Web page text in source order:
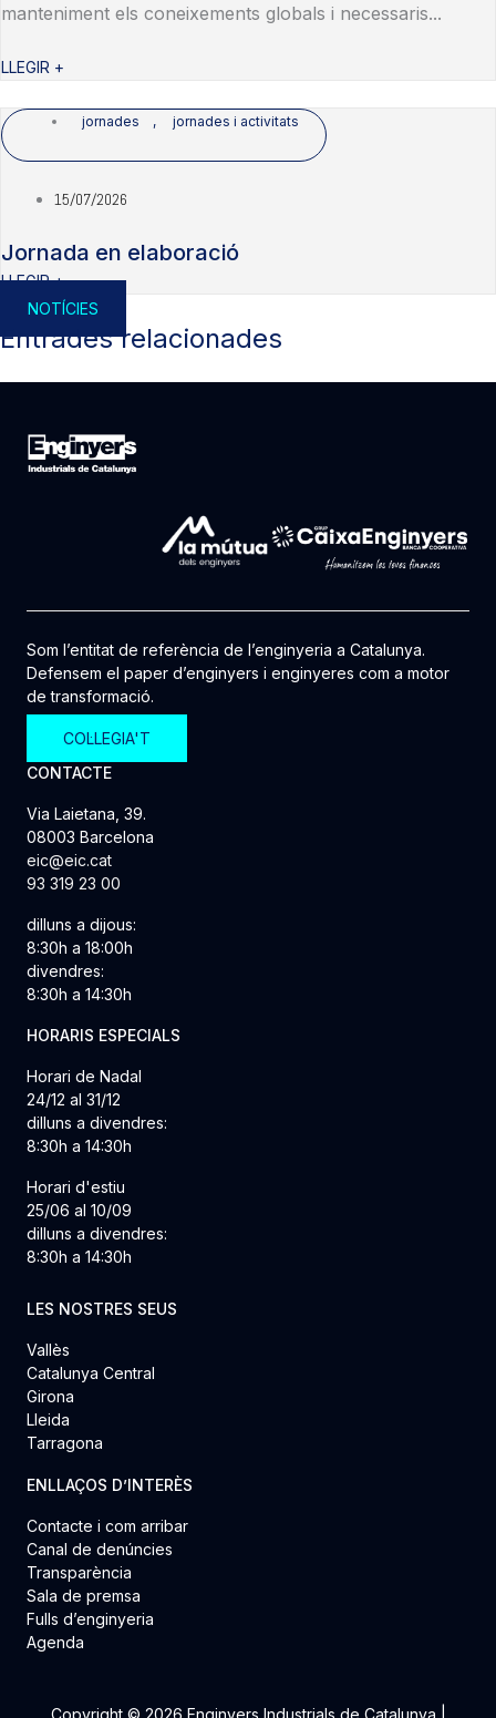
manteniment els coneixements globals i necessaris...
LLEGIR +
jornades , jornades i activitats
15/07/2026
Jornada en elaboració
LLEGIR +
NOTÍCIES
Entrades relacionades
Som l’entitat de referència de l’enginyeria a Catalunya.
Defensem el paper d’enginyers i enginyeres com a motor
de transformació.
COL·LEGIA'T
CONTACTE
Via Laietana, 39.
08003 Barcelona
eic@eic.cat
93 319 23 00
dilluns a dijous:
8:30h a 18:00h
divendres:
8:30h a 14:30h
HORARIS ESPECIALS
Horari de Nadal
24/12 al 31/12
dilluns a divendres:
8:30h a 14:30h
Horari d'estiu
25/06 al 10/09
dilluns a divendres:
8:30h a 14:30h
LES NOSTRES SEUS
Vallès
Catalunya Central
Girona
Lleida
Tarragona
ENLLAÇOS D’INTERÈS
Contacte i com arribar
Canal de denúncies
Transparència
Sala de premsa
Fulls d’enginyeria
Agenda
Copyright © 2026 Enginyers Industrials de Catalunya |